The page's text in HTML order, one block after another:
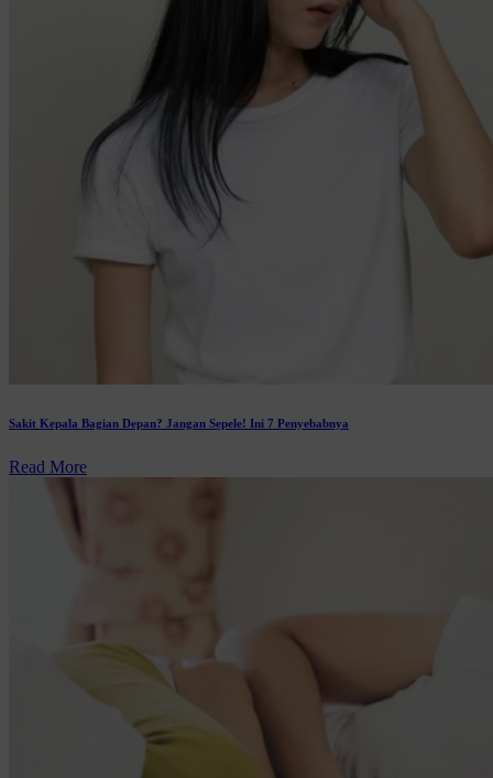
Sakit Kepala Bagian Depan? Jangan Sepele! Ini 7 Penyebabnya
Read More